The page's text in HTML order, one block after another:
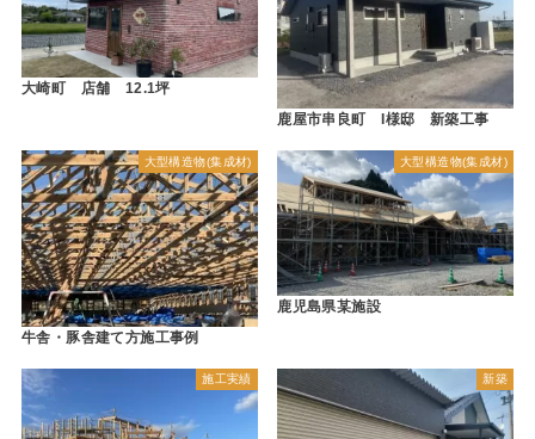
大崎町 店舗 12.1坪
鹿屋市串良町 I様邸 新築工事
大型構造物(集成材)
牛舎・豚舎建て方施工事例
大型構造物(集成材)
鹿児島県某施設
施工実績 新築